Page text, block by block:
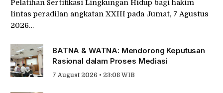
Pelatihan Sertifikasi Lingkungan Hidup bagi hakim
lintas peradilan angkatan XXIII pada Jumat, 7 Agustus
2026…
BATNA & WATNA: Mendorong Keputusan
Rasional dalam Proses Mediasi
7 August 2026 • 23:08 WIB